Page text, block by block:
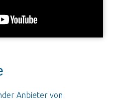
Anbieter von